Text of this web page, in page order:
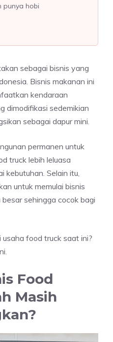
punya hobi
sebagai bisnis yang
Bisnis makanan ini
kendaraan
dimodifikasi sedemikian
sebagai dapur mini.
permanen untuk
truck lebih leluasa
kebutuhan. Selain itu,
untuk memulai bisnis
sehingga cocok bagi
food truck saat ini?
Food
Masih